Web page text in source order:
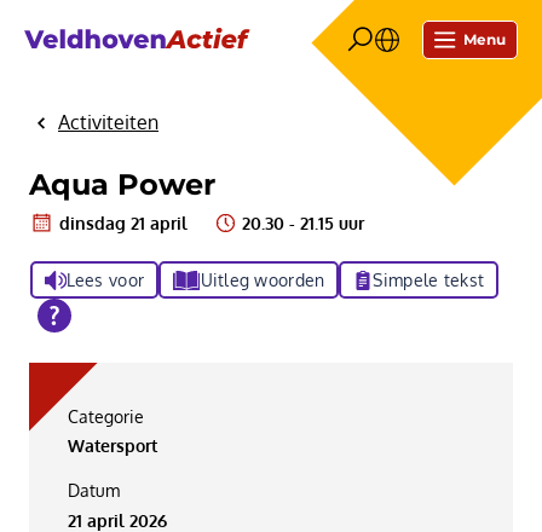
Menu
HomeActiviteiten
Aqua Power
dinsdag 21 april 20.30 - 21.15 uur
Lees voor Uitleg woorden Simpele tekst
Categorie
Watersport
Datum
21 april 2026